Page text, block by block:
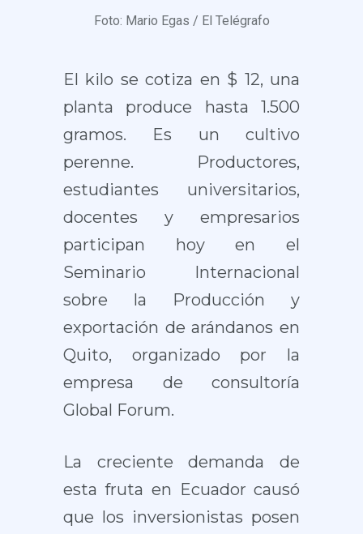
Foto: Mario Egas / El Telégrafo
El kilo se cotiza en $ 12, una
planta produce hasta 1.500
gramos. Es un cultivo
perenne. Productores,
estudiantes universitarios,
docentes y empresarios
participan hoy en el
Seminario Internacional
sobre la Producción y
exportación de arándanos en
Quito, organizado por la
empresa de consultoría
Global Forum.
La creciente demanda de
esta fruta en Ecuador causó
que los inversionistas posen